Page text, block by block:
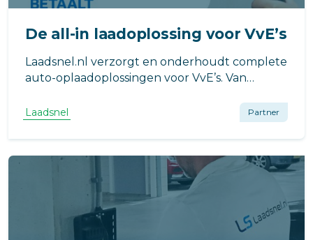
De all-in laadoplossing voor VvE’s
Laadsnel.nl verzorgt en onderhoudt complete
auto-oplaadoplossingen voor VvE’s. Van
verschillende soorten oplaadpunten.
Laadsnel Partner